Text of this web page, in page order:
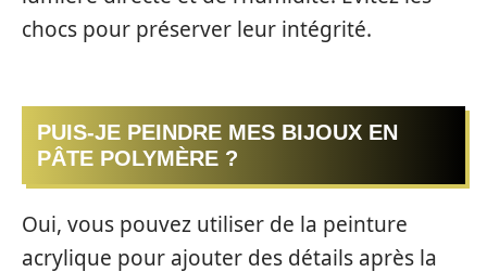
chocs pour préserver leur intégrité.
PUIS-JE PEINDRE MES BIJOUX EN
PÂTE POLYMÈRE ?
Oui, vous pouvez utiliser de la peinture
acrylique pour ajouter des détails après la